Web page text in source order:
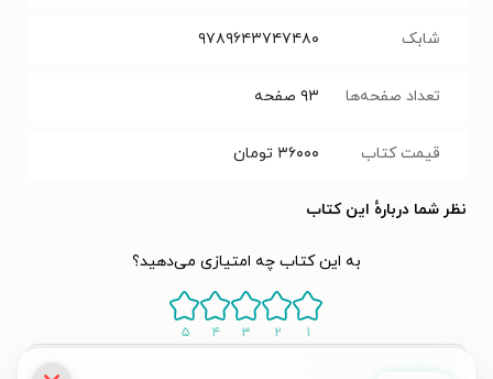
شابک ۹۷۸۹۶۴۳۷۴۷۴۸۰
تعداد صفحه‌ها ۹۳ صفحه
قیمت کتاب ۳۶۰۰۰ تومان
نظر شما دربارهٔ این کتاب
به این کتاب چه امتیازی می‌دهید؟
۱ ۲ ۳ ۴ ۵